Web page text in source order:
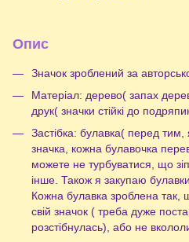
Опис
Значок зроблений за
Матеріал: дерево( запах
друк( значки стійкі до
Застібка: булавка( перед
значка, кожна булавочка
можете не турбуватися, що
інше. Також я закупаю
Кожна булавка зроблена так,
свій значок ( треба дуже
розстібнулась), або не